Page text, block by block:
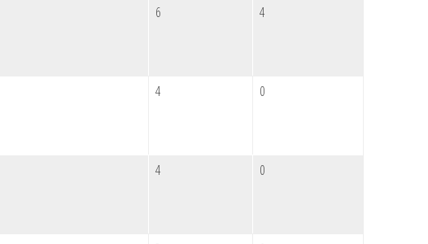
6 4
4 0
4 0